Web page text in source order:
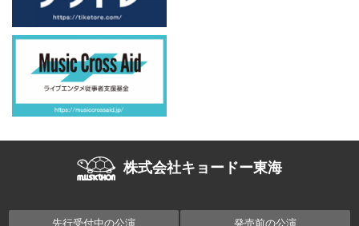
株式会社キョードー東海
先行受付中の公演 発売前の公演